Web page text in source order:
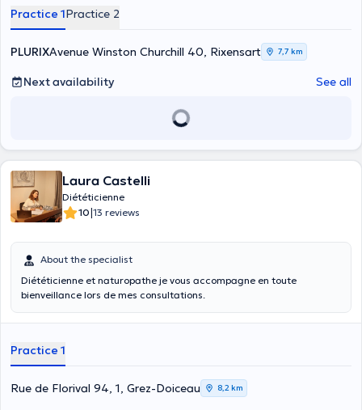
Practice 1Practice 2
PLURIXAvenue Winston Churchill 40, Rixensart 7,7 km
Next availability See all
Laura Castelli
Diététicienne
10|13 reviews
About the specialist
Diététicienne et naturopathe je vous accompagne en toute
bienveillance lors de mes consultations.
Practice 1
Rue de Florival 94, 1, Grez-Doiceau 8,2 km